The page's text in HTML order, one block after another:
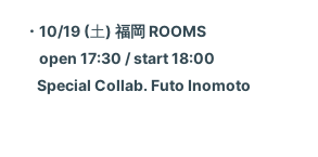
・10/19 (土)福岡 ROOMS
open 17:30 / start 18:00
Special Collab.Futo Inomoto